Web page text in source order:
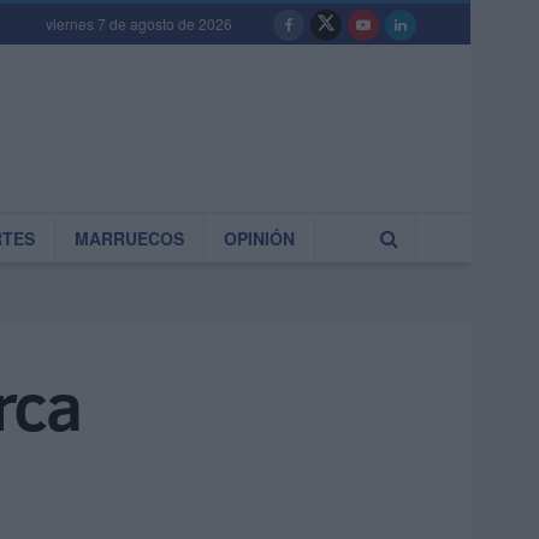
viernes 7 de agosto de 2026
MARRUECOS OPINIÓN